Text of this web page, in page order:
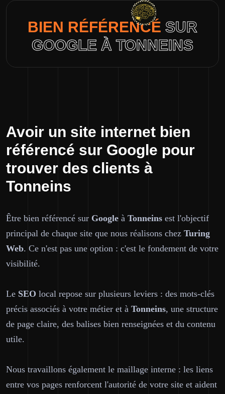
BIEN RÉFÉRENCÉ SUR
GOOGLE À TONNEINS
Avoir un site internet bien
référencé sur Google pour
trouver des clients à
Tonneins
Être bien référencé sur Google à Tonneins est l'objectif
principal de chaque site que nous réalisons chez Turing
Web. Ce n'est pas une option : c'est le fondement de votre
visibilité.
Le SEO local repose sur plusieurs leviers : des mots-clés
précis associés à votre métier et à Tonneins, une structure
de page claire, des balises bien renseignées et du contenu
utile.
Nous travaillons également le maillage interne : les liens
entre vos pages renforcent l'autorité de votre site et aident